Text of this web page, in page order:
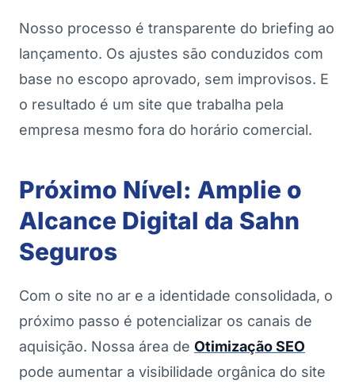
Nosso processo é transparente do briefing ao
lançamento. Os ajustes são conduzidos com
base no escopo aprovado, sem improvisos. E
o resultado é um site que trabalha pela
empresa mesmo fora do horário comercial.
Próximo Nível: Amplie o
Alcance Digital da Sahn
Seguros
Com o site no ar e a identidade consolidada, o
próximo passo é potencializar os canais de
aquisição. Nossa área de Otimização SEO
pode aumentar a visibilidade orgânica do site